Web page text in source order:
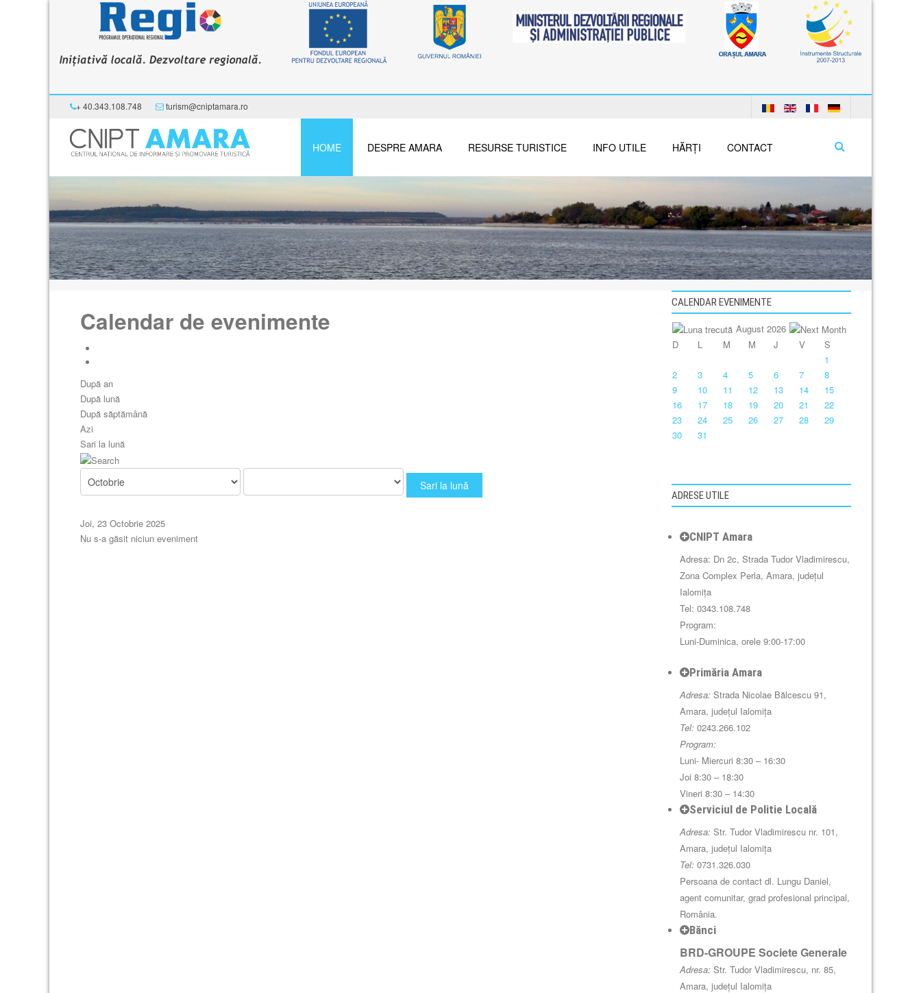
+ 40.343.108.748 turism@cniptamara.ro
HOME DESPRE AMARA RESURSE TURISTICE INFO UTILE HĂRȚI CONTACT
Acasă
Calendar de evenimente
După an
După lună
După săptămână
Azi
Sari la lună
Sari la lună
Joi, 23 Octobrie 2025
Nu s-a găsit niciun eveniment
CALENDAR EVENIMENTE
August 2026
D
L M M J V
S
1
2
3 4 5 6 7
8
9
10 11 12 13 14
15
16
17 18 19 20 21
22
23
24 25 26 27 28
29
30
31
ADRESE UTILE
CNIPT Amara
Adresa: Dn 2c, Strada Tudor Vladimirescu,
Zona Complex Perla, Amara, județul
Ialomița
Tel: 0343.108.748
Program:
Luni-Duminica, orele 9:00-17:00
Primăria Amara
Adresa:Strada Nicolae Bălcescu 91,
Amara, județul Ialomița
Tel:0243.266.102
Program:
Luni- Miercuri 8:30 – 16:30
Joi 8:30 – 18:30
Vineri 8:30 – 14:30
Serviciul de Politie Locală
Adresa:Str. Tudor Vladimirescu nr. 101,
Amara, județul Ialomița
Tel:0731.326.030
Persoana de contact dl. Lungu Daniel,
agent comunitar, grad profesional principal,
România.
Bănci
BRD-GROUPE Societe Generale
Adresa:Str. Tudor Vladimirescu, nr. 85,
Amara, județul Ialomița